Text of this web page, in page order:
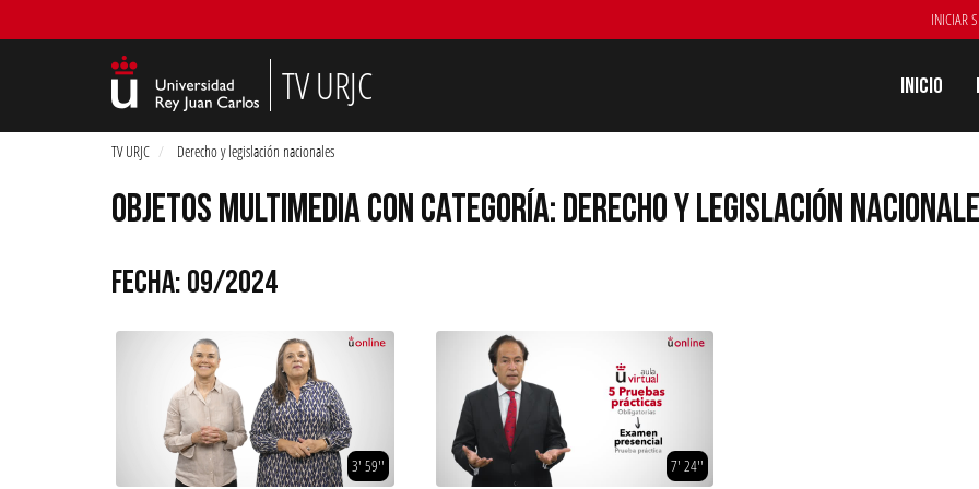
INICIAR
TV URJC Inicio
TV URJC Derecho y legislación nacionales
OBJETOS MULTIMEDIA CON CATEGORÍA: DERECHO Y LEGISLACIÓN
FECHA: 09/2024
3' 59'' 7' 24''